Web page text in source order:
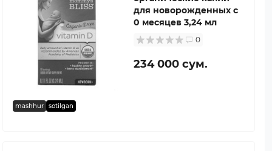
mashhur sotilgan
для новорожденных с
0 месяцев 3,24 мл
0
234 000 сум.